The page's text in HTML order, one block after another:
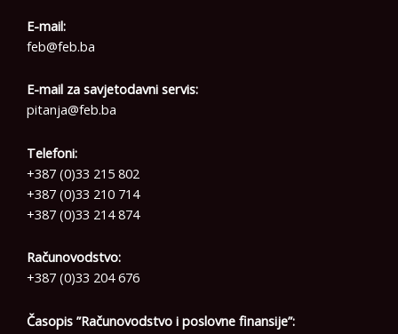
E-mail:
feb@feb.ba
E-mail za savjetodavni servis:
pitanja@feb.ba
Telefoni:
+387 (0)33 215 802
+387 (0)33 210 714
+387 (0)33 214 874
Računovodstvo:
+387 (0)33 204 676
Časopis ”Računovodstvo i poslovne finansije”: